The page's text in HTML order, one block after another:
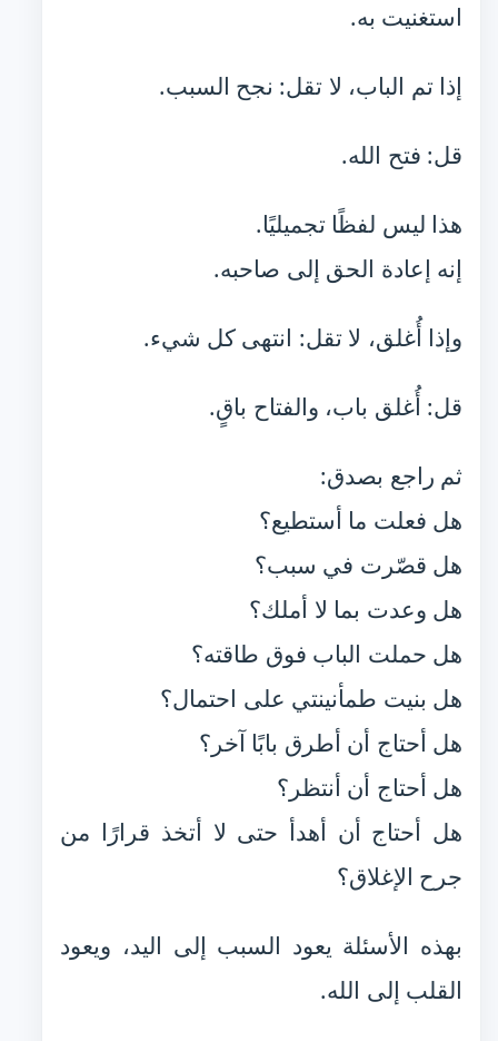
استغنيت به.
إذا تم الباب، لا تقل: نجح السبب.
قل: فتح الله.
هذا ليس لفظًا تجميليًا.
إنه إعادة الحق إلى صاحبه.
وإذا أُغلق، لا تقل: انتهى كل شيء.
قل: أُغلق باب، والفتاح باقٍ.
ثم راجع بصدق:
هل فعلت ما أستطيع؟
هل قصّرت في سبب؟
هل وعدت بما لا أملك؟
هل حملت الباب فوق طاقته؟
هل بنيت طمأنينتي على احتمال؟
هل أحتاج أن أطرق بابًا آخر؟
هل أحتاج أن أنتظر؟
هل أحتاج أن أهدأ حتى لا أتخذ قرارًا من
جرح الإغلاق؟
بهذه الأسئلة يعود السبب إلى اليد، ويعود
القلب إلى الله.